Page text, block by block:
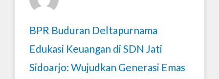
BPR Buduran Deltapurnama
Edukasi Keuangan di SDN Jati
Sidoarjo: Wujudkan Generasi Emas